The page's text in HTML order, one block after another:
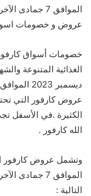
عروض و خصومات
خصومات أسواق
عروض كارفور التي
الكثيرة .في الأسفل
الله كارفور .
التالية :